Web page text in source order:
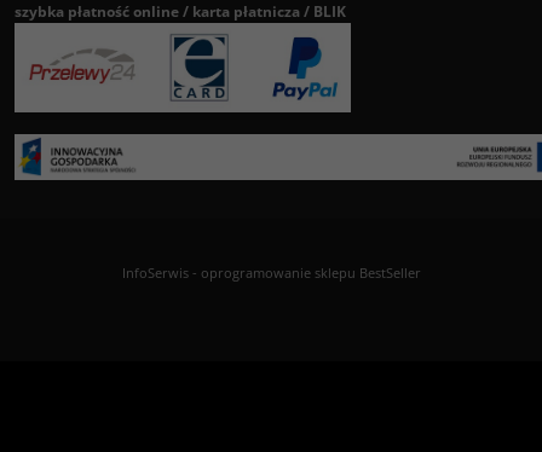
szybka płatność online / karta płatnicza / BLIK
InfoSerwis- oprogramowanie sklepu BestSeller